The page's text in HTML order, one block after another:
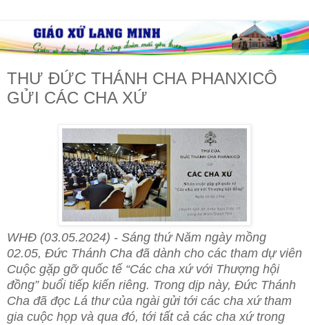
THƯ ĐỨC THÁNH CHA PHANXICÔ
GỬI CÁC CHA XỨ
WHĐ (03.05.2024) - Sáng thứ Năm ngày mồng
02.05, Đức Thánh Cha đã dành cho các tham dự viên
Cuộc gặp gỡ quốc tế “Các cha xứ với Thượng hội
đồng” buổi tiếp kiến riêng. Trong dịp này, Đức Thánh
Cha đã đọc Lá thư của ngài gửi tới các cha xứ tham
gia cuộc họp và qua đó, tới tất cả các cha xứ trong